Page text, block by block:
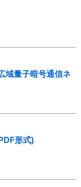
域量子暗号通信ネ
形式)